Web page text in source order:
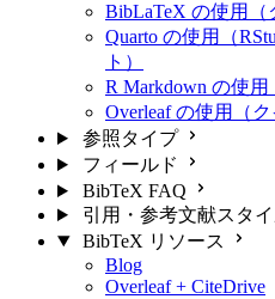
BibLaTeX の使用（
Quarto の使用（
ト）
R Markdown の使用
Overleaf の使用（
参照タイプ
フィールド
BibTeX FAQ
引用・参考文献スタ
BibTeX リソース
Blog
Overleaf + CiteDrive